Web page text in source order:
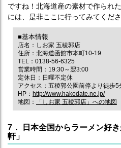
ですね！北海道産の素材で作られ
には、是非ここに行ってみてくださ
■基本情報
店名：しお家 五稜郭店
住所：北海道函館市本町10-19
TEL：0138-56-6325
営業時間：19:30～翌3:00
定休日：日曜不定休
アクセス：五稜郭公園前停より徒歩5
HP： http://www.hakodate.ne.jp/
地図：
「しお家 五稜郭店」への地図
7． 日本全国からラーメン好
軒」